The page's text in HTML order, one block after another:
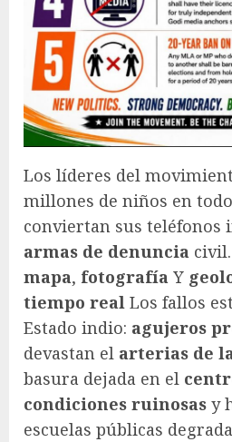
Los líderes del
millones de niños en
conviertan sus teléfonos
armas de denuncia civil.
mapa, fotografía Y
tiempo real Los fallos
Estado indio: agujeros
devastan el arterias de
basura dejada en el
condiciones ruinosas y
escuelas públicas